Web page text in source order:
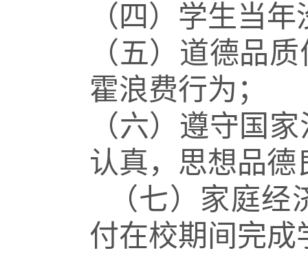
（四）学生当
（五）道德品
霍浪费行为；
（六）遵守国
认真，思想品
（七）家庭
付在校期间完成